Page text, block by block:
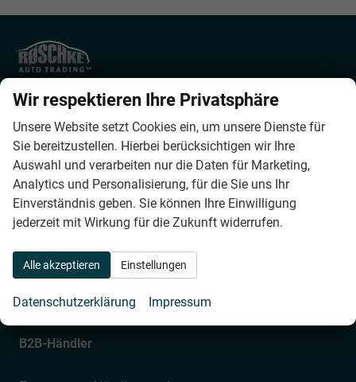
Helsingørsgade 57
DK-3400 Hillerød
Phone: 0045 4879 6228
Fax: 0045 4879 6226
E-mail: info@roeschke-autotrading.dk
Bürostunden
Montag bis Donnerstag
09:00 – 12:00 und 13:00 – 17:00
09:00 – 12:00 und 13:00 – 16:00
B2B-Händler
Wir respektieren Ihre Privatsphäre
Unsere Website setzt Cookies ein, um unsere Dienste für
Sie bereitzustellen. Hierbei berücksichtigen wir Ihre
Auswahl und verarbeiten nur die Daten für Marketing,
Analytics und Personalisierung, für die Sie uns Ihr
Einverständnis geben. Sie können Ihre Einwilligung
jederzeit mit Wirkung für die Zukunft widerrufen.
Alle akzeptieren Einstellungen
Datenschutzerklärung Impressum